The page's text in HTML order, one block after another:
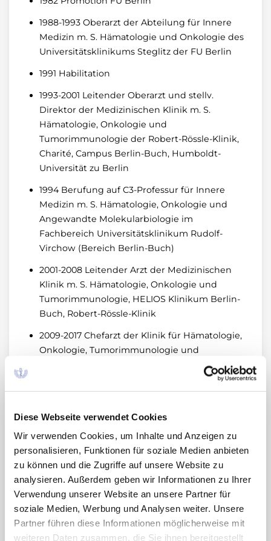
Diese Webseite verwendet Cookies
Wir verwenden Cookies, um Inhalte und Anzeigen zu
personalisieren, Funktionen für soziale Medien anbieten
zu können und die Zugriffe auf unsere Website zu
analysieren. Außerdem geben wir Informationen zu Ihrer
Verwendung unserer Website an unsere Partner für
soziale Medien, Werbung und Analysen weiter. Unsere
Partner führen diese Informationen möglicherweise mit
weiteren Daten zusammen, die Sie ihnen bereitgestellt
1988-1993 Oberarzt der Abteilung für Innere
Medizin m. S. Hämatologie und Onkologie des
Universitätsklinikums Steglitz der FU Berlin
1991 Habilitation
1993-2001 Leitender Oberarzt und stellv.
Direktor der Medizinischen Klinik m. S.
Hämatologie, Onkologie und
Tumorimmunologie der Robert-Rössle-Klinik,
Charité, Campus Berlin-Buch, Humboldt-
Universität zu Berlin
1994 Berufung auf C3-Professur für Innere
Medizin m. S. Hämatologie, Onkologie und
Angewandte Molekularbiologie im
Fachbereich Universitätsklinikum Rudolf-
Virchow (Bereich Berlin-Buch)
2001-2008 Leitender Arzt der Medizinischen
Klinik m. S. Hämatologie, Onkologie und
Tumorimmunologie, HELIOS Klinikum Berlin-
Buch, Robert-Rössle-Klinik
2009-2017 Chefarzt der Klinik für Hämatologie,
Onkologie, Tumorimmunologie und
Palliativmedizin, HELIOS Klinikum Berlin-
Poliklinik am HELIOS Klinikum Berlin-Buch
Seit 2019 Ambulante Tätigkeit in der
Schwerpunktpraxis Hämatologie Onkologie,
Berlin-Mitte
Ausgewählte Aufgaben, Funktionen
und Mitgliedschaften